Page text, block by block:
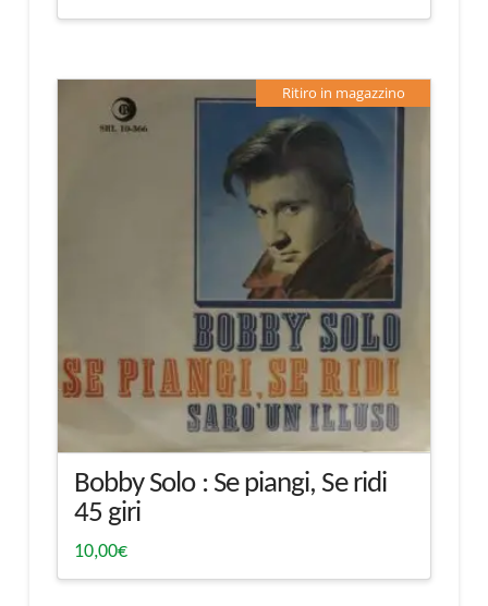
Ritiro in magazzino
Bobby Solo : Se piangi, Se ridi
45 giri
10,00€